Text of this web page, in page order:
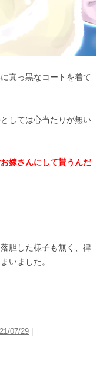
真っ黒なコートを着て
しては心当たりが無い
嫁さんにして貰うんだ
胆した様子も無く、律
いました。
07/29